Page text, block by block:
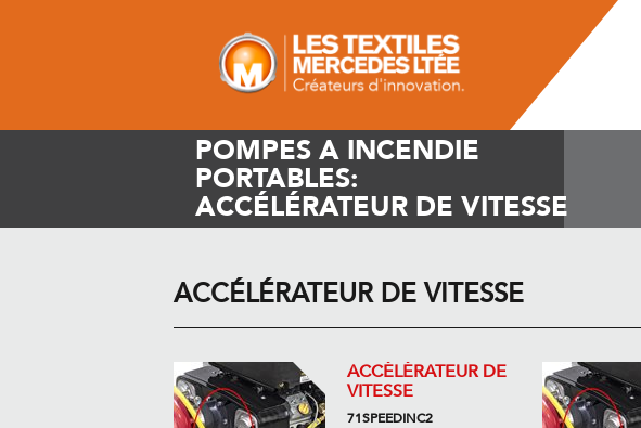
POMPES A INCENDIE
PORTABLES:
ACCÉLÉRATEUR DE VITESSE
ACCÉLÉRATEUR DE VITESSE
ACCÉLÉRATEUR DE
VITESSE
71SPEEDINC2